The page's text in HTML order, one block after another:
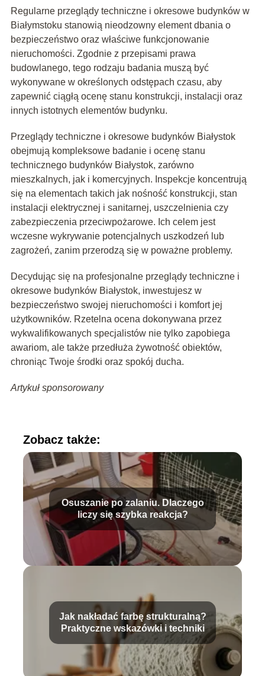
Regularne przeglądy techniczne i okresowe budynków w
Białymstoku stanowią nieodzowny element dbania o
bezpieczeństwo oraz właściwe funkcjonowanie
nieruchomości. Zgodnie z przepisami prawa
budowlanego, tego rodzaju badania muszą być
wykonywane w określonych odstępach czasu, aby
zapewnić ciągłą ocenę stanu konstrukcji, instalacji oraz
innych istotnych elementów budynku.
Przeglądy techniczne i okresowe budynków Białystok
obejmują kompleksowe badanie i ocenę stanu
technicznego budynków Białystok, zarówno
mieszkalnych, jak i komercyjnych. Inspekcje koncentrują
się na elementach takich jak nośność konstrukcji, stan
instalacji elektrycznej i sanitarnej, uszczelnienia czy
zabezpieczenia przeciwpożarowe. Ich celem jest
wczesne wykrywanie potencjalnych uszkodzeń lub
zagrożeń, zanim przerodzą się w poważne problemy.
Decydując się na profesjonalne przeglądy techniczne i
okresowe budynków Białystok, inwestujesz w
bezpieczeństwo swojej nieruchomości i komfort jej
użytkowników. Rzetelna ocena dokonywana przez
wykwalifikowanych specjalistów nie tylko zapobiega
awariom, ale także przedłuża żywotność obiektów,
chroniąc Twoje środki oraz spokój ducha.
Artykuł sponsorowany
Zobacz także:
Osuszanie po zalaniu. Dlaczego
liczy się szybka reakcja?
Jak nakładać farbę strukturalną?
Praktyczne wskazówki i techniki